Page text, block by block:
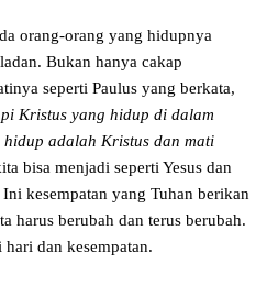
orang-orang yang hidupnya
Bukan hanya cakap
seperti Paulus yang berkata,
Kristus yang hidup di dalam
hidup adalah Kristus dan mati
bisa menjadi seperti Yesus dan
kesempatan yang Tuhan berikan
harus berubah dan terus berubah.
dan kesempatan.